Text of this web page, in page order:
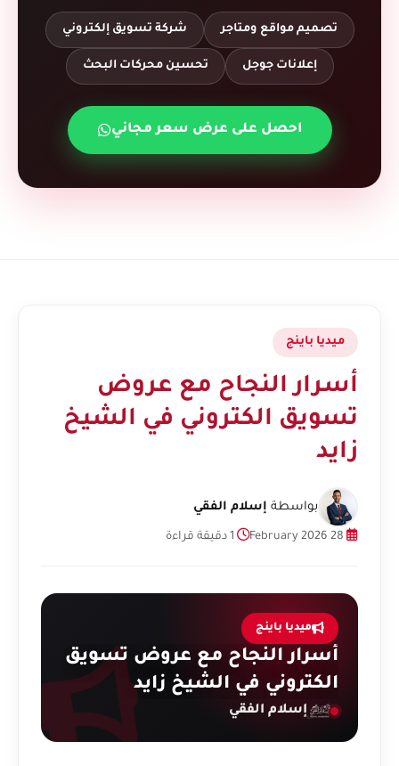
تصميم مواقع ومتاجر شركة تسويق إلكتروني
إعلانات جوجل تحسين محركات البحث
احصل على عرض سعر مجاني
ميديا باينج
أسرار النجاح مع عروض
تسويق الكتروني في الشيخ
زايد
بواسطة إسلام الفقي
ميديا باينج
أسرار النجاح مع عروض تسويق
الكتروني في الشيخ زايد
إسلام الفقي